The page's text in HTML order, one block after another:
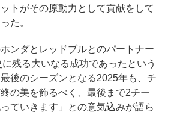
トがその原動力として貢献をして
た。
ンダとレッドブルとのパートナー
残る大いなる成功であったという
後のシーズンとなる2025年も、チ
の美を飾るべく、最後まで2チー
ていきます」との意気込みが語ら